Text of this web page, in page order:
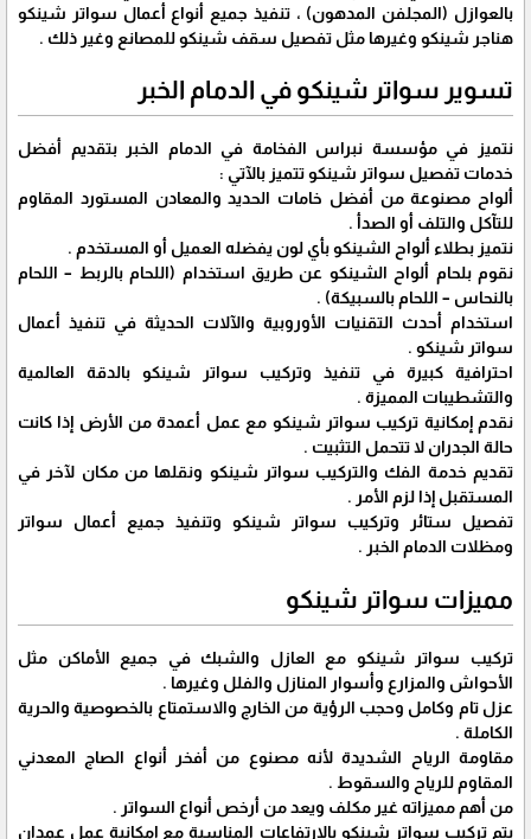
بالعوازل (المجلفن المدهون) ، تنفيذ جميع أنواع أعمال سواتر شينكو
هناجر شينكو وغيرها مثل تفصيل سقف شينكو للمصانع وغير ذلك .
تسوير سواتر شينكو في الدمام الخبر
نتميز في مؤسسة نبراس الفخامة في الدمام الخبر بتقديم أفضل
خدمات تفصيل سواتر شينكو تتميز بالآتي :
ألواح مصنوعة من أفضل خامات الحديد والمعادن المستورد المقاوم
للتآكل والتلف أو الصدأ .
نتميز بطلاء ألواح الشينكو بأي لون يفضله العميل أو المستخدم .
نقوم بلحام ألواح الشينكو عن طريق استخدام (اللحام بالربط – اللحام
بالنحاس – اللحام بالسبيكة) .
استخدام أحدث التقنيات الأوروبية والآلات الحديثة في تنفيذ أعمال
سواتر شينكو .
احترافية كبيرة في تنفيذ وتركيب سواتر شينكو بالدقة العالمية
والتشطيبات المميزة .
نقدم إمكانية تركيب سواتر شينكو مع عمل أعمدة من الأرض إذا كانت
حالة الجدران لا تتحمل التثبيت .
تقديم خدمة الفك والتركيب سواتر شينكو ونقلها من مكان لآخر في
المستقبل إذا لزم الأمر .
تفصيل ستائر وتركيب سواتر شينكو وتنفيذ جميع أعمال سواتر
ومظلات الدمام الخبر .
مميزات سواتر شينكو
تركيب سواتر شينكو مع العازل والشبك في جميع الأماكن مثل
الأحواش والمزارع وأسوار المنازل والفلل وغيرها .
عزل تام وكامل وحجب الرؤية من الخارج والاستمتاع بالخصوصية والحرية
الكاملة .
مقاومة الرياح الشديدة لأنه مصنوع من أفخر أنواع الصاج المعدني
المقاوم للرياح والسقوط .
من أهم مميزاته غير مكلف ويعد من أرخص أنواع السواتر .
يتم تركيب سواتر شينكو بالارتفاعات المناسبة مع إمكانية عمل عمدان